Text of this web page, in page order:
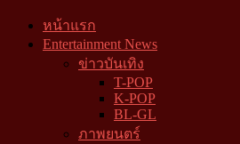
หน้าแรก
Entertainment News
ข่าวบันเทิง
T-POP
K-POP
BL-GL
ภาพยนตร์